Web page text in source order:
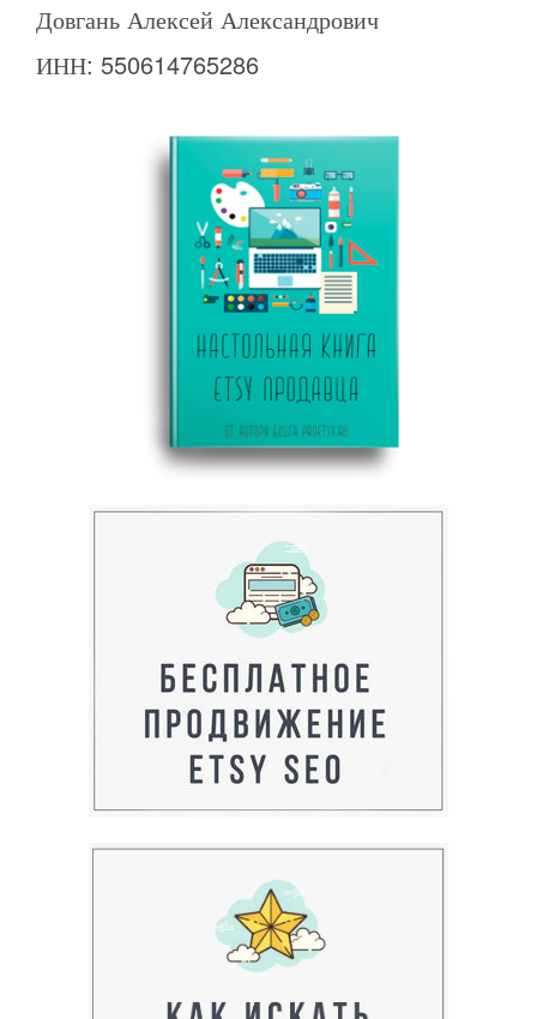
Довгань Алексей Александрович
ИНН: 550614765286